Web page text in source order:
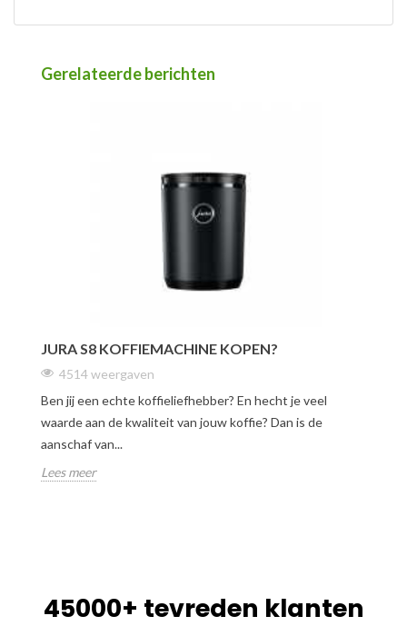
Gerelateerde berichten
JURA S8 KOFFIEMACHINE KOPEN?
4514 weergaven
Ben jij een echte koffieliefhebber? En hecht je veel
waarde aan de kwaliteit van jouw koffie? Dan is de
aanschaf van...
Lees meer
45000+ tevreden klanten